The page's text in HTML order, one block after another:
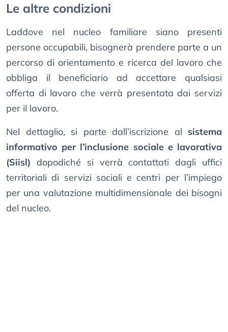
Le altre condizioni
Laddove nel nucleo familiare siano presenti
persone occupabili, bisognerà prendere parte a un
percorso di orientamento e ricerca del lavoro che
obbliga il beneficiario ad accettare qualsiasi
offerta di lavoro che verrà presentata dai servizi
per il lavoro.
Nel dettaglio, si parte dall’iscrizione al sistema
informativo per l’inclusione sociale e lavorativa
(Siisl) dopodiché si verrà contattati dagli uffici
territoriali di servizi sociali e centri per l’impiego
per una valutazione multidimensionale dei bisogni
del nucleo.